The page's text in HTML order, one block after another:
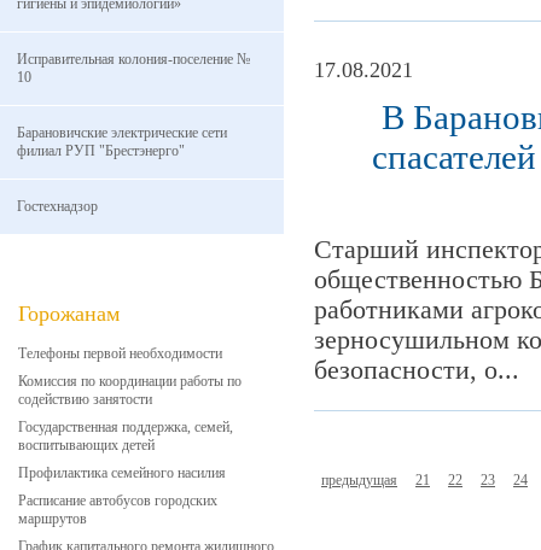
гигиены и эпидемиологии»
Исправительная колония-поселение №
10
Барановичские электрические сети
филиал РУП "Брестэнерго"
Гостехнадзор
Горожанам
Телефоны первой необходимости
Комиссия по координации работы по
содействию занятости
Государственная поддержка, семей,
воспитывающих детей
Профилактика семейного насилия
Расписание автобусов городских
маршрутов
График капитального ремонта жилищного
17.08.2021
В
Старший
общественностью
работниками
зерносушильном
безопасности, о...
предыдущая 21 22 23 24